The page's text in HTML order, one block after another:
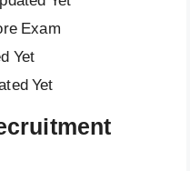
Exam
Yet
Yet